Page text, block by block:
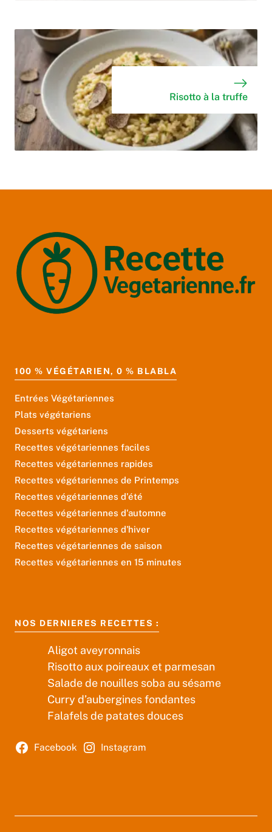
Risotto à la truffe
100 % VÉGÉTARIEN, 0 % BLABLA
Entrées Végétariennes
Plats végétariens
Desserts végétariens
Recettes végétariennes faciles
Recettes végétariennes rapides
Recettes végétariennes de Printemps
Recettes végétariennes d'été
Recettes végétariennes d'automne
Recettes végétariennes d'hiver
Recettes végétariennes de saison
Recettes végétariennes en 15 minutes
NOS DERNIERES RECETTES :
Aligot aveyronnais
Risotto aux poireaux et parmesan
Salade de nouilles soba au sésame
Curry d’aubergines fondantes
Falafels de patates douces
Facebook Instagram